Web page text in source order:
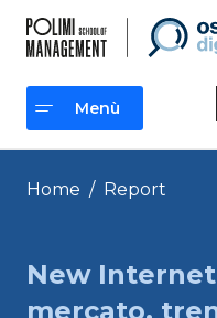
contenuto
Menù
Menù
Home / Report
New
mercato,